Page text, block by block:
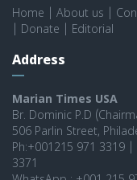
Home About us
Donate Editorial
Address
Marian Times USA
Br. Dominic P.D
506 Parlin Street,
Ph:+001215 971 3319
3371